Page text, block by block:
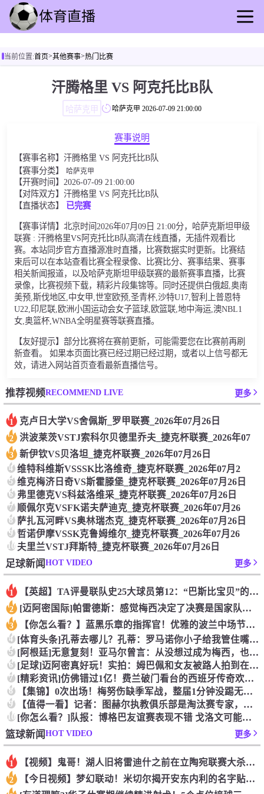
足球直播
其他赛事
当前位置:首页>其他赛事>热门比赛
汗腾格里 VS 阿克托比B队
哈萨克甲 哈萨克甲 2026-07-09 21:00:00
赛事说明
【赛事名称】汗腾格里 VS 阿克托比B队
【赛事分类】 哈萨克甲
【开赛时间】2026-07-09 21:00:00
【对阵双方】汗腾格里 VS 阿克托比B队
【直播状态】
已完赛
【赛事详情】北京时间2026年07月09日 21:00分，哈萨克斯坦甲级
联赛 : 汗腾格里VS阿克托比B队高清在线直播，无插件观看比
赛。本站同步官方直播源准时直播，比赛数据实时更新。比赛结
束后可以在本站查看比赛全程录像、比赛比分、赛事结果、赛事
相关新闻报道，以及哈萨克斯坦甲级联赛的最新赛事直播，比赛
录像，比赛视频下载，精彩片段集锦等。同时还提供白俄超,奥南
美预,斯伐地区,中女甲,世室欧预,圣青杯,沙特U17,智利上普恩特
U22,印尼联,欧洲小国运动会女子篮球,欧篮联,地中海运,澳NBL1
女,奥篮杯,WNBA全明星赛等联赛直播。
【友好提示】部分比赛将在赛前更新，可能需要您在比赛前再刷
新查看。 如果本页面比赛已经过期已经过期，或者以上信号都无
效，请进入网站首页查看最新直播信号。
推荐视频RECOMMEND LIVE 更多
1 克卢日大学VS舍佩斯_罗甲联赛_2026年07月26日
2 洪波莱茨VSTJ索科尔贝德里乔夫_捷克杯联赛_2026年07
3 新伊钦VS贝洛坦_捷克杯联赛_2026年07月26日
4 维特科维斯VSSSK比洛维奇_捷克杯联赛_2026年07月2
5 维克梅济日奇VS斯霍滕堡_捷克杯联赛_2026年07月26日
6 弗里德克VS科兹洛维采_捷克杯联赛_2026年07月26日
7 顺佩尔克VSFK诺夫萨迪克_捷克杯联赛_2026年07月26
8 萨扎瓦河畔VS奥林瑞杰克_捷克杯联赛_2026年07月26日
9 哲诺伊摩VSSK克鲁姆维尔_捷克杯联赛_2026年07月26
10 夫里兰VSTJ拜斯特_捷克杯联赛_2026年07月26日
足球新闻HOT VIDEO 更多
1 【英超】TA评曼联队史25大球员第12：“巴斯比宝贝”的绝佳
2 [迈阿密国际]帕雷德斯：感觉梅西决定了决赛是国家队最后一战，
3 【你怎么看？】蓝黑乐章的指挥官！优雅的波兰中场节拍器！
4 [体育头条]孔蒂去哪儿？孔蒂：罗马诺你小子给我管住嘴哈！
5 [阿根廷]无意复刻！亚马尔曾言：从没想过成为梅西，也不会穿他
6 [足球]迈阿密真好玩！实拍：姆巴佩和女友被路人拍到在夜店狂欢
7 [精彩资讯]仿佛错过1亿！费兰破门看台的西班牙传奇欢呼，拉莫
8 【集锦】0次出场！梅努伤缺季军战，整届1分钟没踢无缘世界杯首
9 【值得一看】记者：图赫尔执教俱乐部是淘汰赛专家，但在真正压力
10 [你怎么看？]队报：博格巴友谊赛表现不错 戈洛文可能加盟沙特
篮球新闻HOT VIDEO 更多
1 【视频】鬼哥！湖人旧将雷迪什之前在立陶宛联赛大杀四方
2 【今日视频】梦幻联动！米切尔揭开安东内利的名字贴纸！